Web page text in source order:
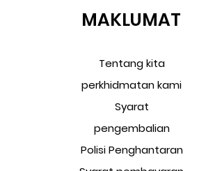
MAKLUMAT
Tentang kita
perkhidmatan kami
Syarat
pengembalian
Polisi Penghantaran